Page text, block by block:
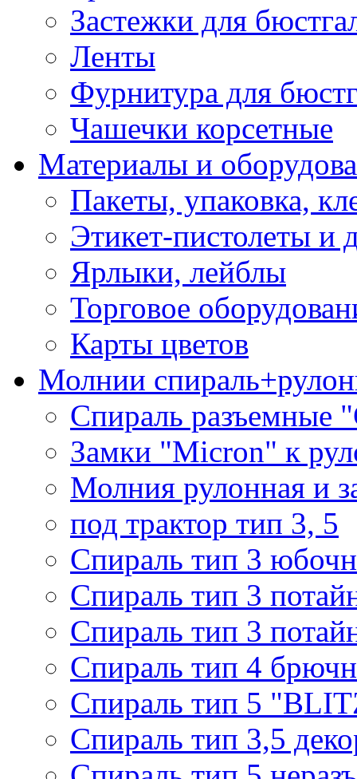
Застежки для
Ленты
Фурнитура для
Чашечки корсетные
Материалы и
Пакеты, упаковка,
Этикет-пистолеты и
Ярлыки, лейблы
Торговое
Карты цветов
Молнии
Спираль разъемные
Замки "Micron" к
Молния рулонная и
под трактор тип 3, 5
Спираль тип 3
Спираль тип 3
Спираль тип 3
Спираль тип 4
Спираль тип 5
Спираль тип 3,5